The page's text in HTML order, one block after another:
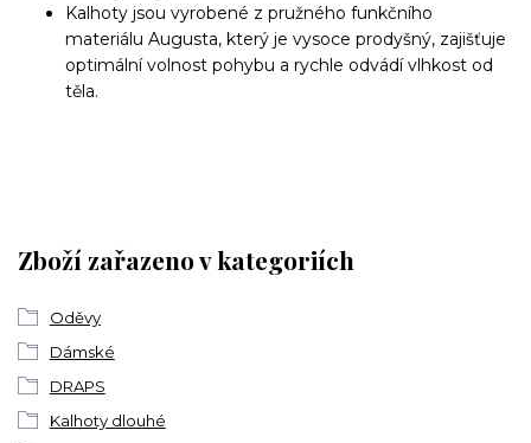
Kalhoty jsou vyrobené z pružného funkčního
materiálu Augusta, který je vysoce prodyšný, zajišťuje
optimální volnost pohybu a rychle odvádí vlhkost od
těla.
Zboží zařazeno v kategoriích
Oděvy
Dámské
DRAPS
Kalhoty dlouhé